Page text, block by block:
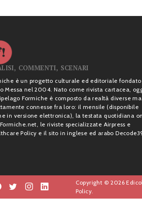
COMMENTI, SCENARI
è un progetto culturale ed editoriale fondato
Messa nel 2004. Nato come rivista cartacea,
Formiche è composto da realtà diverse ma
connesse fra loro: il mensile (disponibile
in versione elettronica), la testata quotidiana
le riviste specializzate Airpress e
Policy e il sito in inglese ed arabo
Copyright © 2026
Policy.